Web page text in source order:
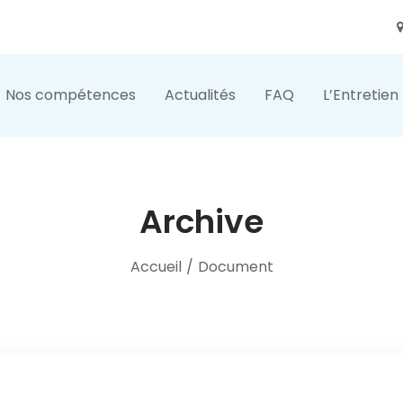
Nos compétences Actualités FAQ L’Entretien
Archive
Accueil / Document